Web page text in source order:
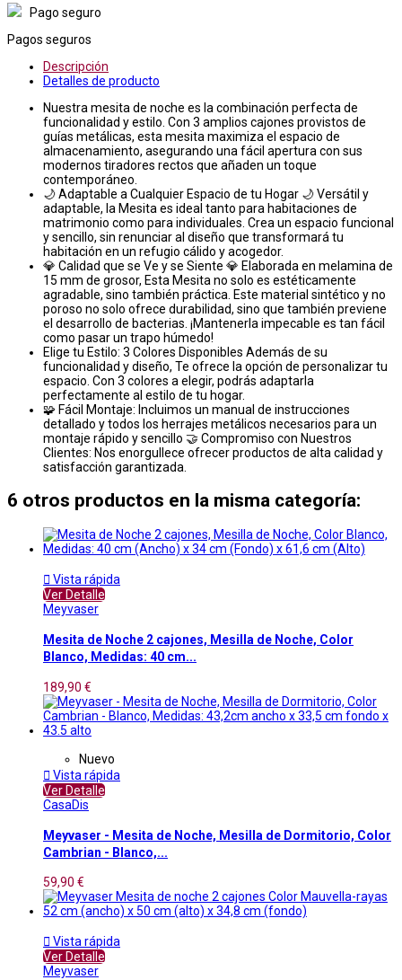
Pago seguro
Pagos seguros
Descripción
Detalles de producto
Nuestra mesita de noche es la combinación perfecta de
funcionalidad y estilo. Con 3 amplios cajones provistos de
guías metálicas, esta mesita maximiza el espacio de
almacenamiento, asegurando una fácil apertura con sus
modernos tiradores rectos que añaden un toque
contemporáneo.
🌙 Adaptable a Cualquier Espacio de tu Hogar 🌙 Versátil y
adaptable, la Mesita es ideal tanto para habitaciones de
matrimonio como para individuales. Crea un espacio funcional
y sencillo, sin renunciar al diseño que transformará tu
habitación en un refugio cálido y acogedor.
💎 Calidad que se Ve y se Siente 💎 Elaborada en melamina de
15 mm de grosor, Esta Mesita no solo es estéticamente
agradable, sino también práctica. Este material sintético y no
poroso no solo ofrece durabilidad, sino que también previene
el desarrollo de bacterias. ¡Mantenerla impecable es tan fácil
como pasar un trapo húmedo!
Elige tu Estilo: 3 Colores Disponibles Además de su
funcionalidad y diseño, Te ofrece la opción de personalizar tu
espacio. Con 3 colores a elegir, podrás adaptarla
perfectamente al estilo de tu hogar.
🧩 Fácil Montaje: Incluimos un manual de instrucciones
detallado y todos los herrajes metálicos necesarios para un
montaje rápido y sencillo 🤝 Compromiso con Nuestros
Clientes: Nos enorgullece ofrecer productos de alta calidad y
satisfacción garantizada.
6 otros productos en la misma categoría:
 Vista rápida
Ver Detalle
Meyvaser
Mesita de Noche 2 cajones, Mesilla de Noche, Color
Blanco, Medidas: 40 cm...
189,90 €
Nuevo
 Vista rápida
Ver Detalle
CasaDis
Meyvaser - Mesita de Noche, Mesilla de Dormitorio, Color
Cambrian - Blanco,...
59,90 €
 Vista rápida
Ver Detalle
Meyvaser